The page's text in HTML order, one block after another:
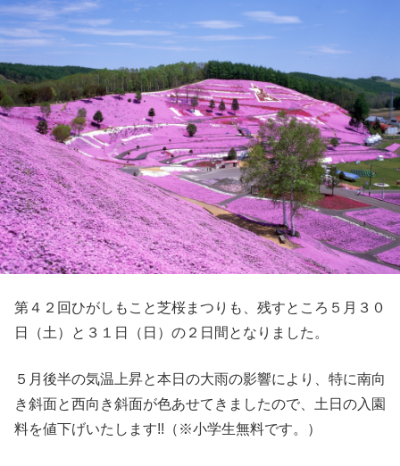
第４２回ひがしもこと芝桜まつりも、残すところ５月３０
日（土）と３１日（日）の２日間となりました。
５月後半の気温上昇と本日の大雨の影響により、特に南向
き斜面と西向き斜面が色あせてきましたので、土日の入園
料を値下げいたします!!（※小学生無料です。）